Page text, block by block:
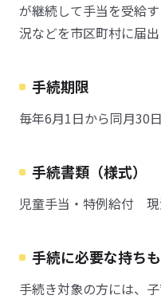
が継続して手当を受給
況などを市区町村に届出
手続期限
毎年6月1日から同月30
手続書類（様式）
児童手当・特例給付
手続に必要な持ち
手続き対象の方には、